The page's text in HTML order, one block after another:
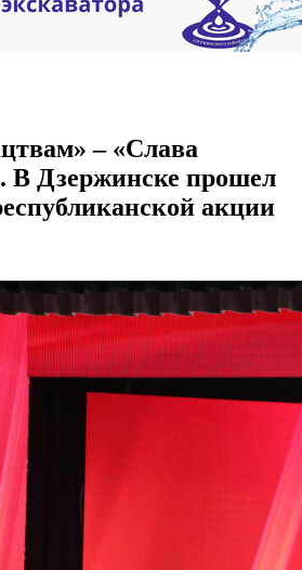
– «Слава
В Дзержинске прошел
акции